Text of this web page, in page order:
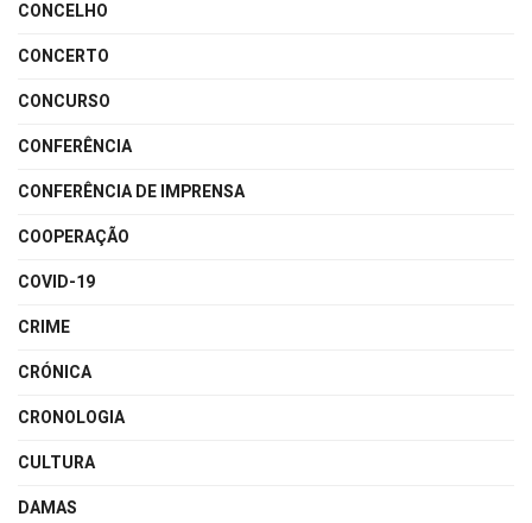
CONCELHO
CONCERTO
CONCURSO
CONFERÊNCIA
CONFERÊNCIA DE IMPRENSA
COOPERAÇÃO
COVID-19
CRIME
CRÓNICA
CRONOLOGIA
CULTURA
DAMAS